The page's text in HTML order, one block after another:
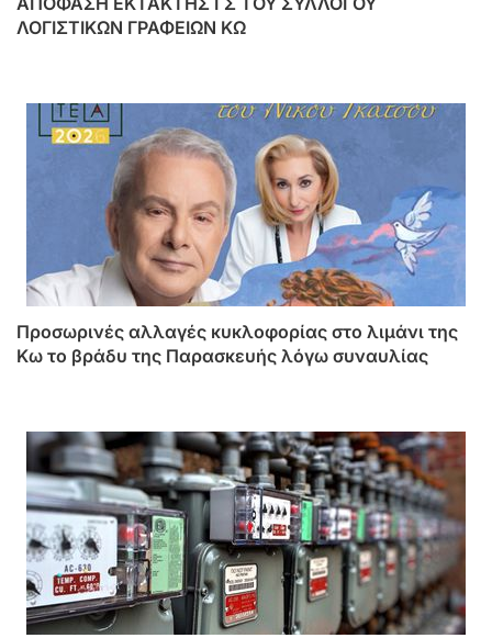
ΛΟΓΙΣΤΙΚΩΝ ΓΡΑΦΕΙΩΝ ΚΩ
Προσωρινές αλλαγές κυκλοφορίας στο λιμάνι της
Κω το βράδυ της Παρασκευής λόγω συναυλίας